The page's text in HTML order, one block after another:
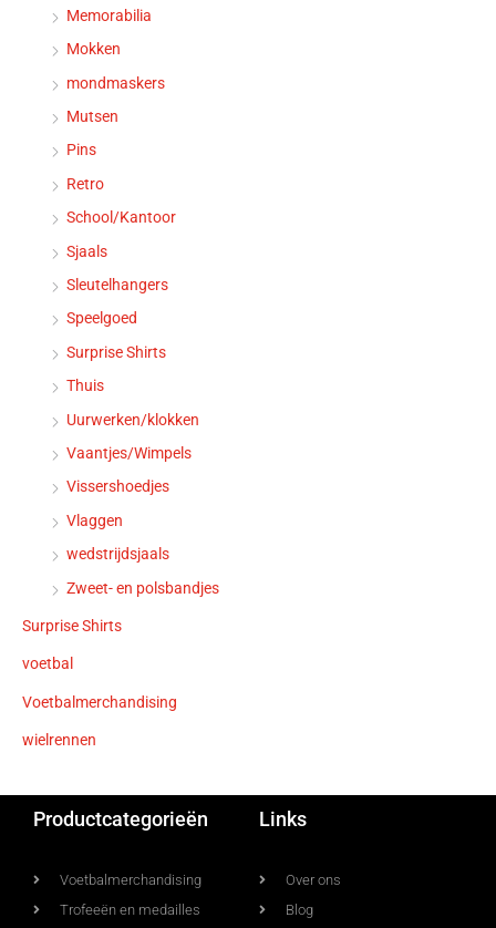
Memorabilia
Mokken
mondmaskers
Mutsen
Pins
Retro
School/Kantoor
Sjaals
Sleutelhangers
Speelgoed
Surprise Shirts
Thuis
Uurwerken/klokken
Vaantjes/Wimpels
Vissershoedjes
Vlaggen
wedstrijdsjaals
Zweet- en polsbandjes
Surprise Shirts
voetbal
Voetbalmerchandising
wielrennen
Productcategorieën
Voetbalmerchandising
Trofeeën en medailles
Links
Over ons
Blog